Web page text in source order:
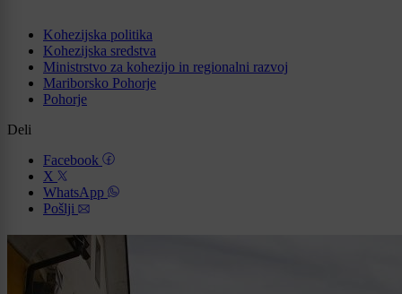
Kohezijska politika
Kohezijska sredstva
Ministrstvo za kohezijo in regionalni razvoj
Mariborsko Pohorje
Pohorje
Deli
Facebook
X
WhatsApp
Pošlji